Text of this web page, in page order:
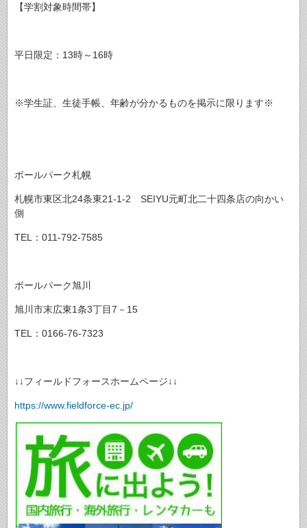
【学割対象時間帯】
平日限定：13時～16時
※学生証、生徒手帳、年齢が分かるものを掲示に限ります※
ボールパーク札幌
札幌市東区北24条東21-1-2 SEIYU元町北二十四条店の向かい
側
TEL：011-792-7585
ボールパーク旭川
旭川市末広東1条3丁目7－15
TEL：0166-76-7323
↓↓フィールドフォースホームページ↓↓
https://www.fieldforce-ec.jp/